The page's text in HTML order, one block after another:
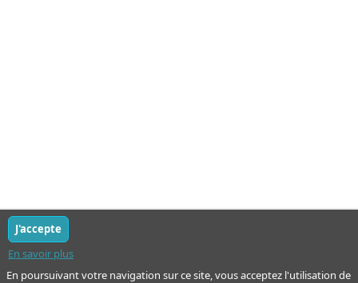
En poursuivant votre navigation sur ce site, vous acceptez l'utilisation de
En savoir plus
J'accepte